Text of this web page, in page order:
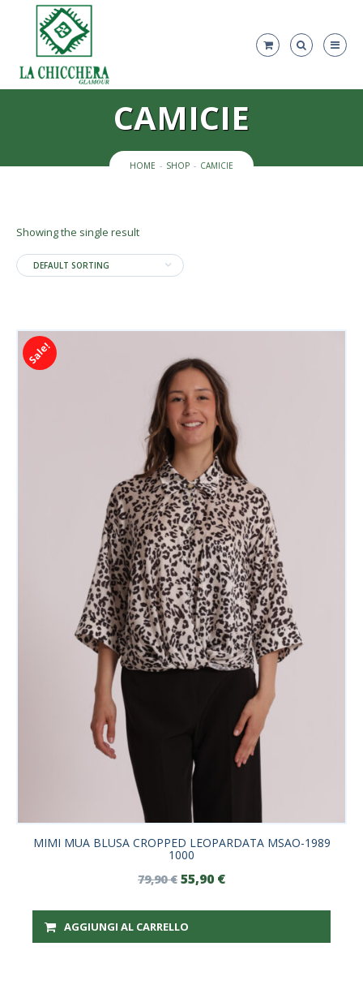
CAMICIE
HOME SHOP CAMICIE
Showing the single result
DEFAULT SORTING
Sale!
MIMI MUA BLUSA CROPPED LEOPARDATA MSAO-1989
1000
79,90€ 55,90 €
AGGIUNGI AL CARRELLO